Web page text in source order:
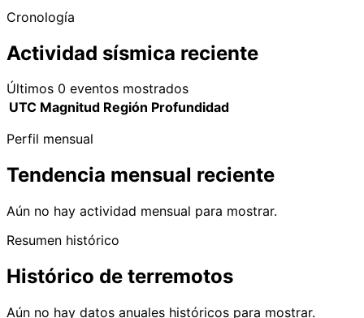
Cronología
Actividad sísmica reciente
Últimos 0 eventos mostrados
UTC Magnitud Región Profundidad
Perfil mensual
Tendencia mensual reciente
Aún no hay actividad mensual para mostrar.
Resumen histórico
Histórico de terremotos
Aún no hay datos anuales históricos para mostrar.